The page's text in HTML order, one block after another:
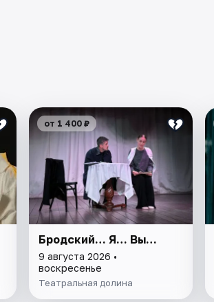
от 1 400 ₽
Бродский… Я… Вы…
9 августа 2026 •
воскресенье
Театральная долина